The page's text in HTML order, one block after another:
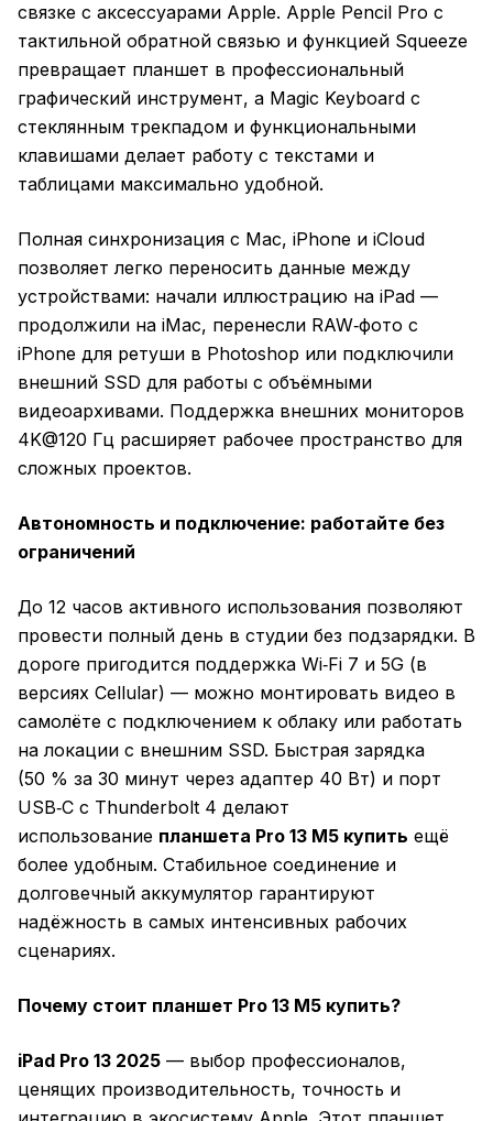
связке с аксессуарами Apple. Apple Pencil Pro с
тактильной обратной связью и функцией Squeeze
превращает планшет в профессиональный
графический инструмент, а Magic Keyboard с
стеклянным трекпадом и функциональными
клавишами делает работу с текстами и
таблицами максимально удобной.
Полная синхронизация с Mac, iPhone и iCloud
позволяет легко переносить данные между
устройствами: начали иллюстрацию на iPad —
продолжили на iMac, перенесли RAW‑фото с
iPhone для ретуши в Photoshop или подключили
внешний SSD для работы с объёмными
видеоархивами. Поддержка внешних мониторов
4K@120 Гц расширяет рабочее пространство для
сложных проектов.
Автономность и подключение: работайте без
ограничений
До 12 часов активного использования позволяют
провести полный день в студии без подзарядки. В
дороге пригодится поддержка Wi‑Fi 7 и 5G (в
версиях Cellular) — можно монтировать видео в
самолёте с подключением к облаку или работать
на локации с внешним SSD. Быстрая зарядка
(50 % за 30 минут через адаптер 40 Вт) и порт
USB‑C с Thunderbolt 4 делают
использование планшета Pro 13 M5 купить ещё
более удобным. Стабильное соединение и
долговечный аккумулятор гарантируют
надёжность в самых интенсивных рабочих
сценариях.
Почему стоит планшет Pro 13 M5 купить?
iPad Pro 13 2025 — выбор профессионалов,
ценящих производительность, точность и